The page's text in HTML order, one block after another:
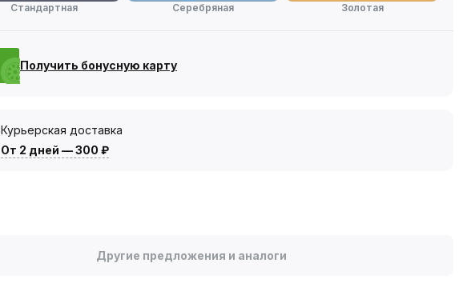
Стандартная
Серебряная
Золотая
Получить бонусную карту
Курьерская доставка
От 2 дней —300 ₽
Другие предложения и аналоги